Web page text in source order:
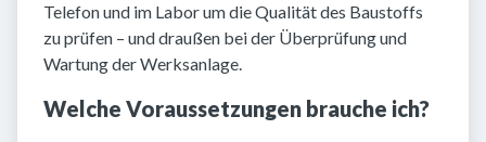
Telefon und im Labor um die Qualität des Baustoffs
zu prüfen – und draußen bei der Überprüfung und
Wartung der Werksanlage.
Welche Voraussetzungen brauche ich?